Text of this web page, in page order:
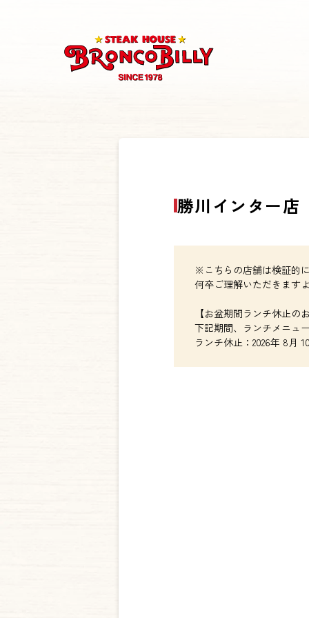
勝川インター店
※こちらの店舗は検証的
何卒ご理解いただきます
【お盆期間ランチ休止の
下記期間、ランチメニュ
ランチ休止：2026年 8月